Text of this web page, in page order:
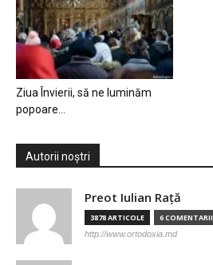
Ziua Învierii, să ne luminăm
popoare…
Autorii noștri
Preot Iulian Raţă
3878 ARTICOLE 6 COMENTARII
http://www.ortodoxia.md